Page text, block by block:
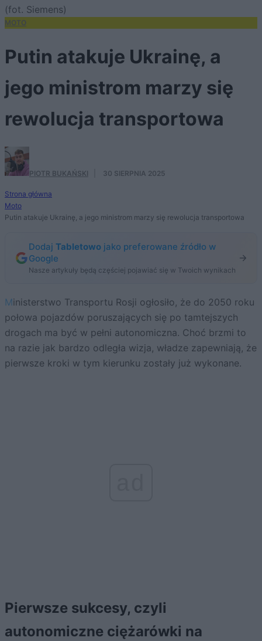
(fot. Siemens)
MOTO
Putin atakuje Ukrainę, a
jego ministrom marzy się
rewolucja transportowa
PIOTR BUKAŃSKI 30 SIERPNIA 2025
Strona główna
Moto
Putin atakuje Ukrainę, a jego ministrom marzy się rewolucja transportowa
Dodaj Tabletowo jako preferowane źródło w
Google
Nasze artykuły będą częściej pojawiać się w Twoich wynikach
Ministerstwo Transportu Rosji ogłosiło, że do 2050 roku
połowa pojazdów poruszających się po tamtejszych
drogach ma być w pełni autonomiczna. Choć brzmi to
na razie jak bardzo odległa wizja, władze zapewniają, że
pierwsze kroki w tym kierunku zostały już wykonane.
Pierwsze sukcesy, czyli
autonomiczne ciężarówki na